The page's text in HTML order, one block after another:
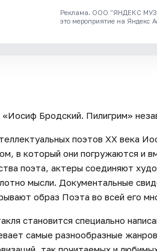
Реклама. ООО "ЯНДЕКС
это мероприятие на Яндекс
Бродский. Пилигрим»
поэтов XX века
в который они погружаются и
поэта, актеры соединяют
мысли. Документальные
образ Поэта во всей его
становится специально
самые разнообразные